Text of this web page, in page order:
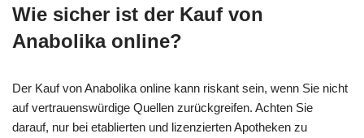
Wie sicher ist der Kauf von
Anabolika online?
Der Kauf von Anabolika online kann riskant sein, wenn Sie nicht
auf vertrauenswürdige Quellen zurückgreifen. Achten Sie
darauf, nur bei etablierten und lizenzierten Apotheken zu